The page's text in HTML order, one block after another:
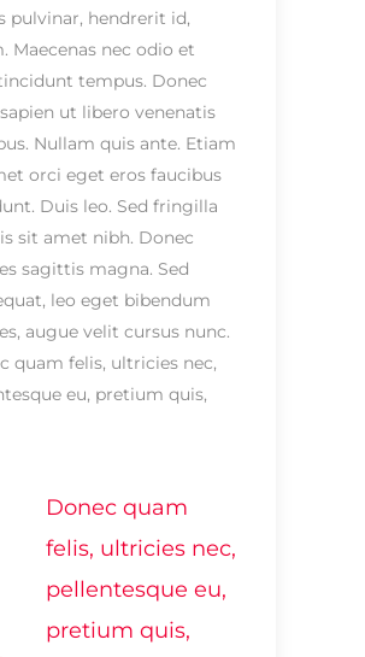
pulvinar, hendrerit id,
Maecenas nec odio et
tempus. Donec
ut libero venenatis
Nullam quis ante. Etiam
orci eget eros faucibus
Duis leo. Sed fringilla
sit amet nibh. Donec
sagittis magna. Sed
leo eget bibendum
augue velit cursus nunc.
quam felis, ultricies nec,
eu, pretium quis,
Donec quam
felis, ultricies nec,
pellentesque eu,
pretium quis,